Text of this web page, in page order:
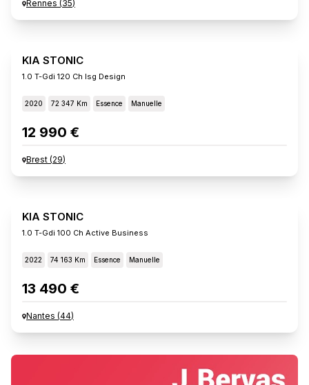
Rennes (35)
KIA STONIC
1.0 T-Gdi 120 Ch Isg Design
2020 72 347 Km Essence Manuelle
12 990 €
Brest (29)
KIA STONIC
1.0 T-Gdi 100 Ch Active Business
2022 74 163 Km Essence Manuelle
13 490 €
Nantes (44)